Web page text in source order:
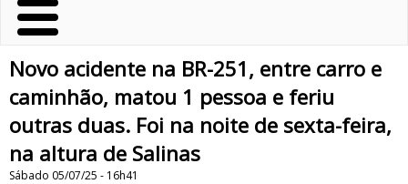
Novo acidente na BR-251, entre carro e
caminhão, matou 1 pessoa e feriu
outras duas. Foi na noite de sexta-feira,
na altura de Salinas
Sábado 05/07/25 - 16h41